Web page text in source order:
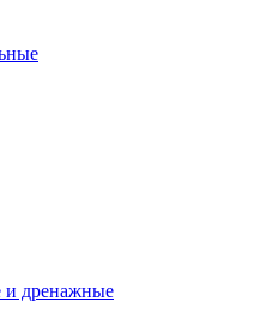
и дренажные